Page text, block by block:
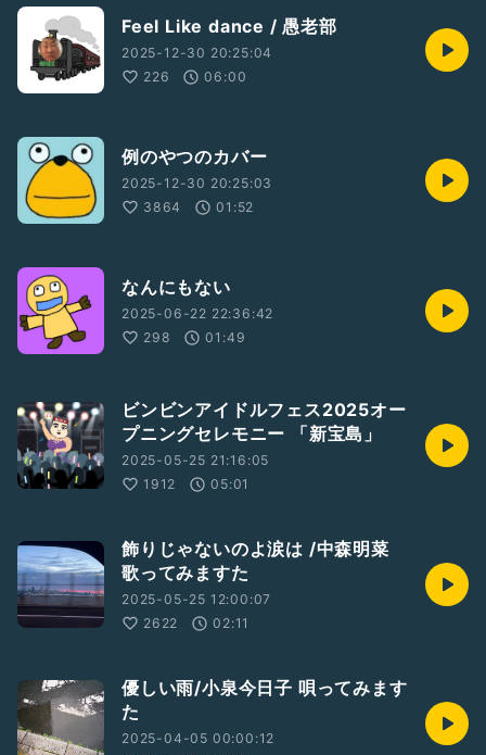
Feel Like dance / 愚老部
2025-12-30 20:25:04
226
06:00
例のやつのカバー
2025-12-30 20:25:03
3864
01:52
なんにもない
2025-06-22 22:36:42
298
01:49
ビンビンアイドルフェス2025オー
プニングセレモニー 「新宝島」
2025-05-25 21:16:05
1912
05:01
飾りじゃないのよ涙は /中森明菜
歌ってみますた
2025-05-25 12:00:07
2622
02:11
優しい雨/小泉今日子 唄ってみます
た
2025-04-05 00:00:12